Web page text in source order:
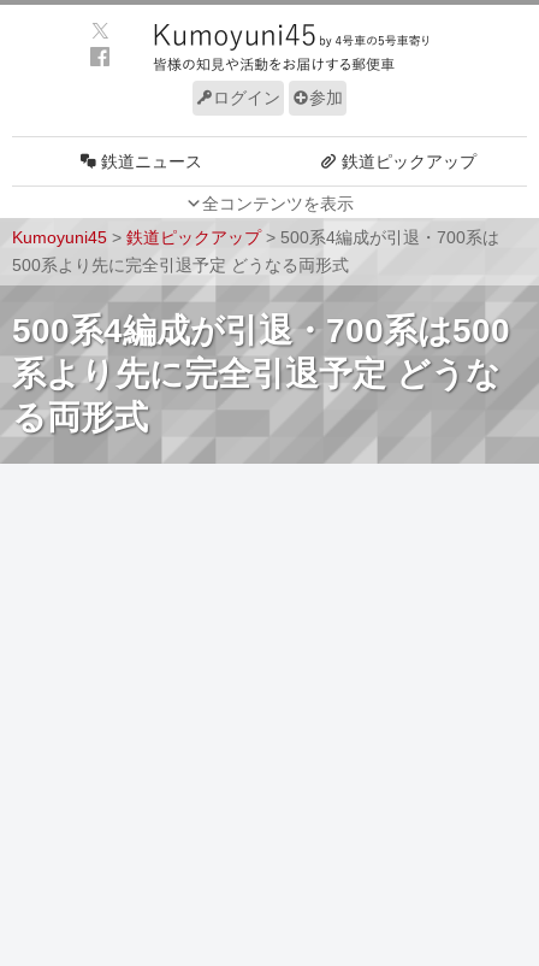
ログイン 参加
全コンテンツを表示
鉄道ニュース 鉄道ピックアップ
車両技術
ルール サイトについて
Kumoyuni45 > 鉄道ピックアップ> 500系4編成が引退・700系は
500系より先に完全引退予定 どうなる両形式
500系4編成が引退・700系は500
系より先に完全引退予定 どうな
る両形式